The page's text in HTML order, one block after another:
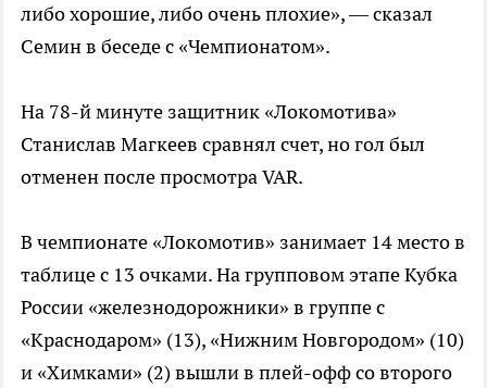
либо хорошие, либо очень плохие», — сказал
Семин в беседе с «Чемпионатом».
На 78-й минуте защитник «Локомотива»
Станислав Магкеев сравнял счет, но гол был
отменен после просмотра VAR.
В чемпионате «Локомотив» занимает 14 место в
таблице с 13 очками. На групповом этапе Кубка
России «железнодорожники» в группе с
«Краснодаром» (13), «Нижним Новгородом» (10)
и «Химками» (2) вышли в плей-офф со второго